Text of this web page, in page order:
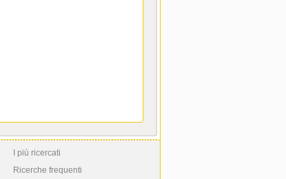
I più ricercati
Ricerche frequenti